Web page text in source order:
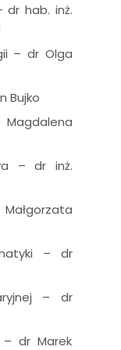
dr hab. inż.
– dr Olga
Bujko
– dr inż.
– dr
– dr
– dr Marek